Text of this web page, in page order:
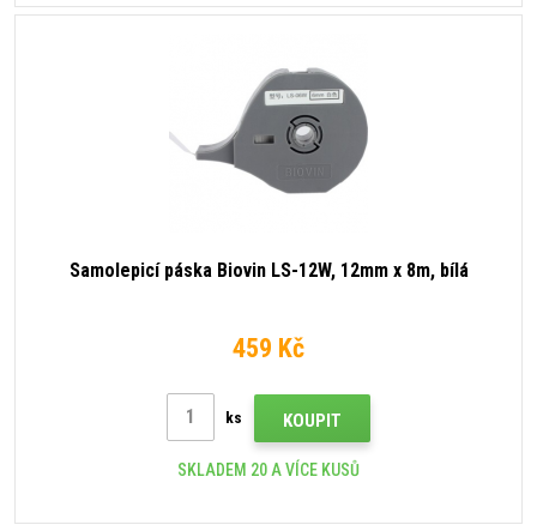
Samolepicí páska Biovin LS-12W, 12mm x 8m, bílá
459 Kč
ks KOUPIT
SKLADEM 20 A VÍCE KUSŮ